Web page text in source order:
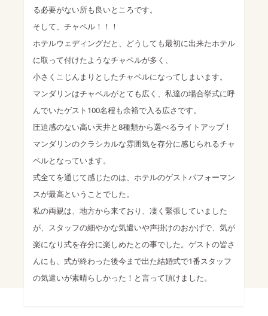
る必要がない所も良いところです。
そして、チャペル！！！
ホテルウェディングだと、どうしても最初に出来たホテル
に取って付けたようなチャペルが多く、
小さくこじんまりとしたチャペルになってしまいます。
マンダリンはチャペルがとても広く、私達の場合挙式に呼
んでいたゲスト100名程も余裕で入る広さです。
圧迫感のない高い天井と8種類から選べるライトアップ！
マンダリンのクラシカルな雰囲気を存分に感じられるチャ
ペルとなっています。
式全てを通じて感じたのは、ホテルのゲストパフォーマン
スが最高ということでした。
私の両親は、地方から来ており、凄く緊張していました
が、スタッフの細やかな気遣いや声掛けのおかげで、気が
楽になり式を存分に楽しめたとの事でした。ゲストの皆さ
んにも、式が終わった後今まで出た結婚式で1番スタッフ
の気遣いが素晴らしかった！と言って頂けました。